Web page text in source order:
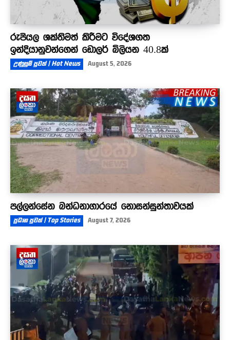
රුපියල ශක්තිමත් කිරීමට විදේශගත
ඉන්දියානුවන්ගෙන් ඩොලර් බිලියන 40.8ක්
උණුසුම් පුවත් | Hot News August 5, 2026
පල්ලන්සේන බන්ධනාගාරයේ නොසන්සුන්තාවයක්
ප්‍රධාන පුවත් | Top Stories August 7, 2026